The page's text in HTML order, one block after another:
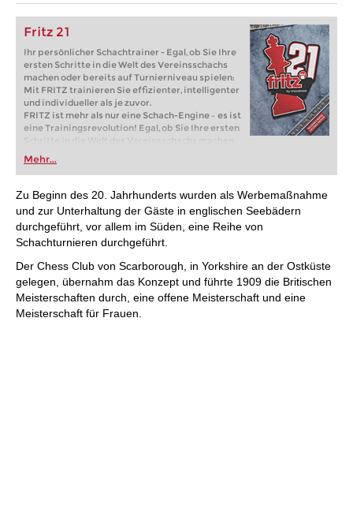
Fritz 21
Ihr persönlicher Schachtrainer - Egal, ob Sie Ihre
ersten Schritte in die Welt des Vereinsschachs
machen oder bereits auf Turnierniveau spielen:
Mit FRITZ trainieren Sie effizienter, intelligenter
und individueller als je zuvor.
FRITZ ist mehr als nur eine Schach-Engine – es ist
eine Trainingsrevolution! Egal, ob Sie Ihre ersten
Schritte in die Welt des Vereinsschachs machen
oder bereits auf Turnierniveau spielen: Mit
FRITZ trainieren Sie effizienter, intelligenter und
individueller als je zuvor.
Mehr...
Zu Beginn des 20. Jahrhunderts wurden als Werbemaßnahme
und zur Unterhaltung der Gäste in englischen Seebädern
durchgeführt, vor allem im Süden, eine Reihe von
Schachturnieren durchgeführt.
Der Chess Club von Scarborough, in Yorkshire an der Ostküste
gelegen, übernahm das Konzept und führte 1909 die Britischen
Meisterschaften durch, eine offene Meisterschaft und eine
Meisterschaft für Frauen.